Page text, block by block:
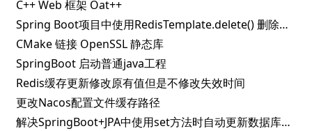
C++ Web 框架 Oat++
Spring Boot项目中使用RedisTemplate.delete() 删除指定key失败的解决办法
CMake 链接 OpenSSL 静态库
SpringBoot 启动普通java工程
Redis缓存更新修改原有值但是不修改失效时间
更改Nacos配置文件缓存路径
解决SpringBoot+JPA中使用set方法时自动更新数据库问题